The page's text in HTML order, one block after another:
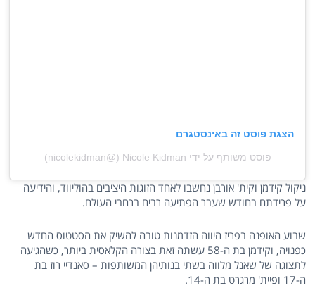
הצגת פוסט זה באינסטגרם
פוסט משותף על ידי ‏‎Nicole Kidman‎‏ (@‏‎nicolekidman‎‏)
ניקול קידמן וקית' אורבן נחשבו לאחד הזוגות היציבים בהוליווד, והידיעה
על פרידתם בחודש שעבר הפתיעה רבים ברחבי העולם.
שבוע האופנה בפריז היווה הזדמנות טובה להשיק את הסטטוס החדש
כפנויה, וקידמן בת ה-58 עשתה זאת בצורה הקלאסית ביותר, כשהגיעה
לתצוגה של שאנל מלווה בשתי בנותיהן המשותפות – סאנדיי רוז בת
ה-17 ופיית' מרגרט בת ה-14.